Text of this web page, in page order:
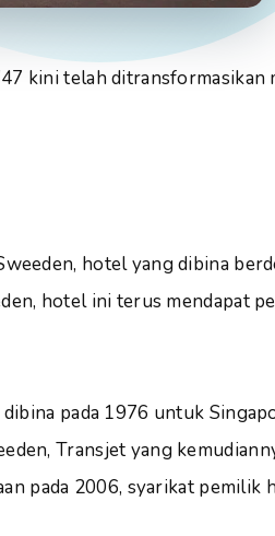
kini telah ditransformasikan
hotel yang dibina
hotel ini terus mendapat
dibina pada 1976 untuk
Transjet yang
pada 2006, syarikat pemilik